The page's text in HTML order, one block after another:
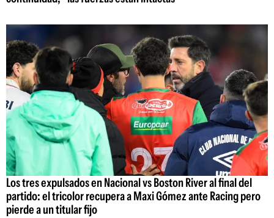
Los tres expulsados en Nacional vs Boston River al final del
partido: el tricolor recupera a Maxi Gómez ante Racing pero
pierde a un titular fijo